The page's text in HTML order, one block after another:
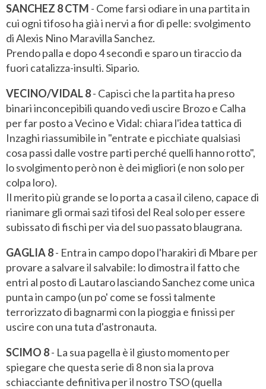
SANCHEZ 8 CTM - Come farsi odiare in una partita in
cui ogni tifoso ha già i nervi a fior di pelle: svolgimento
di Alexis Nino Maravilla Sanchez.
Prendo palla e dopo 4 secondi e sparo un tiraccio da
fuori catalizza-insulti. Sipario.
VECINO/VIDAL 8- Capisci che la partita ha preso
binari inconcepibili quando vedi uscire Brozo e Calha
per far posto a Vecino e Vidal: chiara l'idea tattica di
Inzaghi riassumibile in "entrate e picchiate qualsiasi
cosa passi dalle vostre parti perché quelli hanno rotto",
lo svolgimento però non è dei migliori (e non solo per
colpa loro).
Il merito più grande se lo porta a casa il cileno, capace di
rianimare gli ormai sazi tifosi del Real solo per essere
subissato di fischi per via del suo passato blaugrana.
GAGLIA 8- Entra in campo dopo l'harakiri di Mbare per
provare a salvare il salvabile: lo dimostra il fatto che
entri al posto di Lautaro lasciando Sanchez come unica
punta in campo (un po' come se fossi talmente
terrorizzato di bagnarmi con la pioggia e finissi per
uscire con una tuta d'astronauta.
SCIMO 8- La sua pagella è il giusto momento per
spiegare che questa serie di 8 non sia la prova
schiacciante definitiva per il nostro TSO (quella